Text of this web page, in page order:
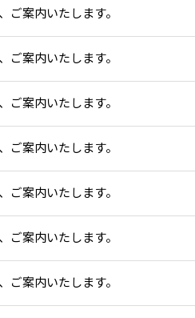
ご案内いたします。
ご案内いたします。
ご案内いたします。
ご案内いたします。
ご案内いたします。
ご案内いたします。
ご案内いたします。